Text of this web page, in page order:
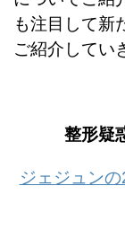
も注目して新
ご紹介してい
整形疑
ジェジュン